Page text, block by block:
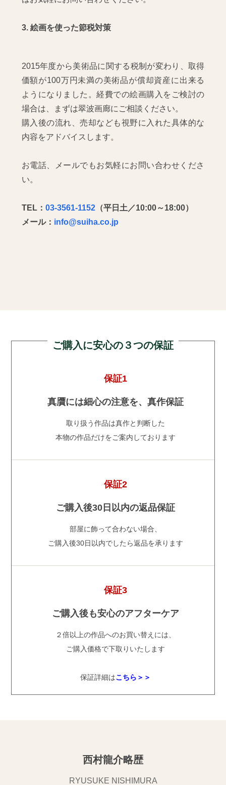
3. 絵画を使った節税対策
2015年度から美術品に関する税制が変わり、取得
価額が100万円未満の美術品が償却資産に出来る
ようになりました。経費での絵画購入をご検討の
場合は、まずは翠波画廊にご相談ください。
購入後の流れ、売却なども視野に入れた具体的な
内容をアドバイスします。
お電話、メールでもお気軽にお問い合わせくださ
い。
TEL： 03-3561-1152（平日土／10:00～18:00）
メール： info@suiha.co.jp
ご購入に安心の３つの保証
保証1
真贋には細心の注意を、真作保証
取り扱う作品は真作と判断した
本物の作品だけをご案内しております
保証2
ご購入後30日以内の返品保証
部屋に飾って合わない場合、
ご購入後30日以内でしたら返品を承ります
保証3
ご購入後も安心のアフターケア
２倍以上の作品へのお買い替えには、
ご購入価格で下取りいたします
保証詳細はこちら＞＞
西村龍介略歴
RYUSUKE NISHIMURA